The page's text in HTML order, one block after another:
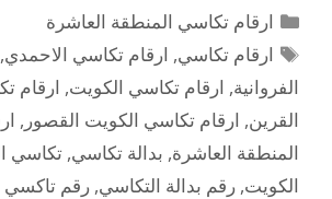
التصنيفات
ارقام تكاسي المنطقة العاشرة
الوسوم
ارقام تكاسي, ارقام تكاسي الاحمدي,
الفروانية, ارقام تكاسي الكويت, ارقام
القرين, ارقام تكاسي الكويت القصور ,
المنطقة العاشرة, بدالة تكاسي, تكاسي
الكويت, رقم بدالة التكاسي, رقم تاكسي